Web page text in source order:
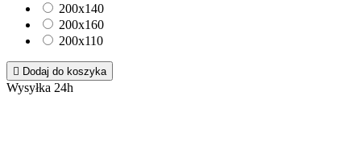
200x140
200x160
200x110
 Dodaj do koszyka
Wysyłka 24h